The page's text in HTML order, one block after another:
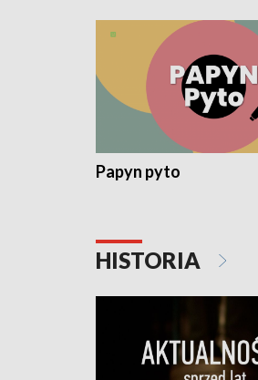
Papyn pyto
HISTORIA